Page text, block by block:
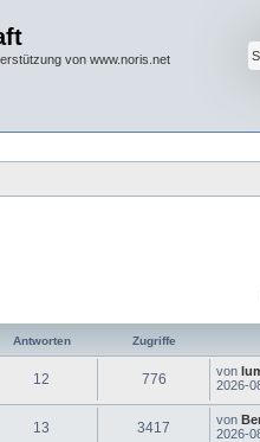
von www.noris.net
Antworten Zugriffe
12 776 von
2026-
13 3417 von
2026-